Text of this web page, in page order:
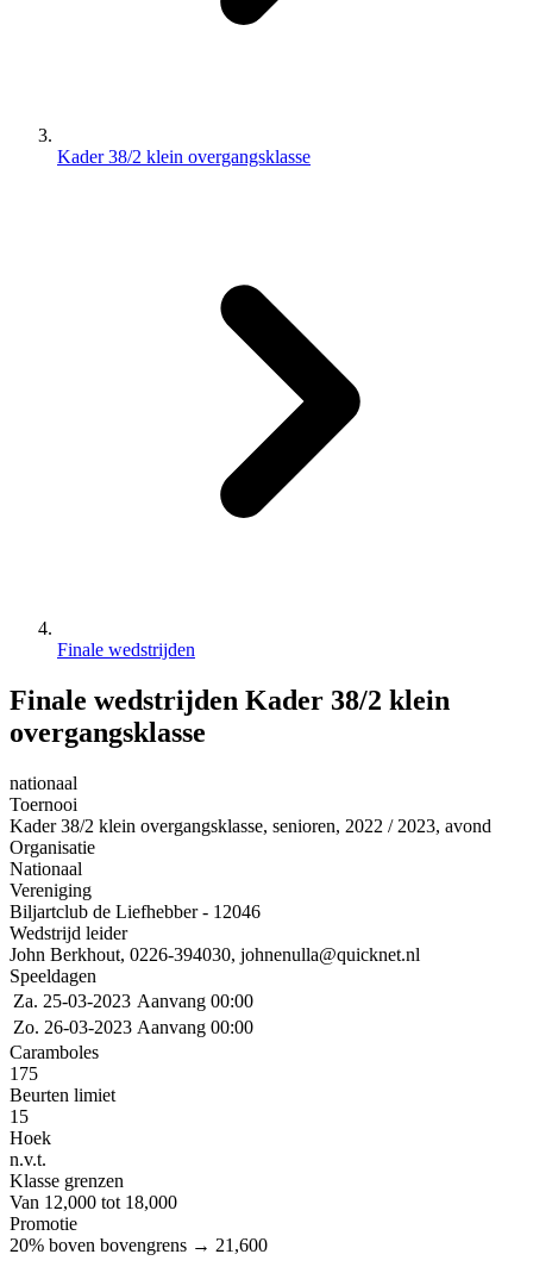
Kader 38/2 klein overgangsklasse
Finale wedstrijden
Finale wedstrijden Kader 38/2 klein
overgangsklasse
nationaal
Toernooi
Kader 38/2 klein overgangsklasse, senioren, 2022 / 2023, avond
Organisatie
Nationaal
Vereniging
Biljartclub de Liefhebber - 12046
Wedstrijd leider
John Berkhout, 0226-394030, johnenulla@quicknet.nl
Speeldagen
Za. 25-03-2023 Aanvang 00:00
Zo. 26-03-2023 Aanvang 00:00
Caramboles
175
Beurten limiet
15
Hoek
n.v.t.
Klasse grenzen
Van 12,000 tot 18,000
Promotie
20% boven bovengrens → 21,600